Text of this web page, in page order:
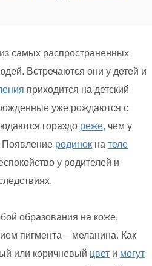
из самых распространенных
Встречаются они у детей и
приходится на детский
уже рождаются с
гораздо реже, чем у
Появление родинок на теле
у родителей и
образования на коже,
пигмента – меланина. Как
или коричневый цвет и могут